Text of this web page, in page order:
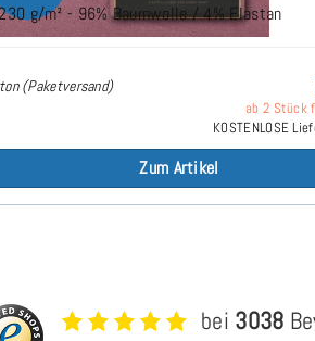
g/m² - 96% Baumwolle / 4% Elastan
(Paketversand)
ab 2 Stück
KOSTENLOSE
Zum Artikel
bei 3038